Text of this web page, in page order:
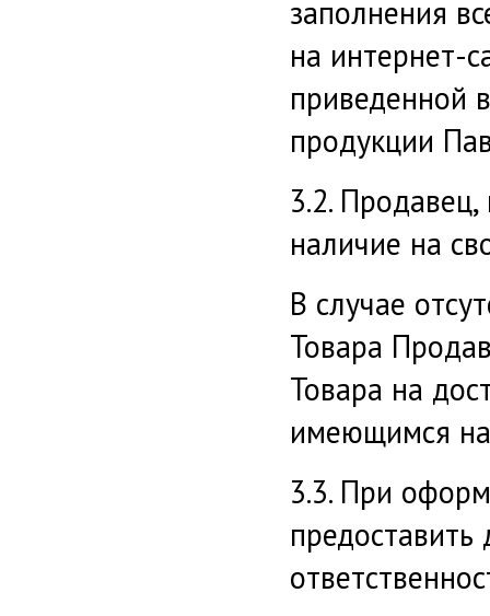
заполнения
на интернет-
приведенной
продукции
3.2.
наличие на
В случае
Товара
Товара на
имеющимся
3.3. При